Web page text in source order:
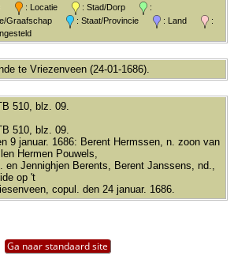
: Locatie : Stad/Dorp
:
Graafschap
: Staat/Provincie : Land
:
te Vriezenveen (24-01-1686).
510, blz. 09.
510, blz. 09.
9 januar. 1686: Berent Hermssen, n. zoon van
Hermen Pouwels,
en Jennighjen Berents, Berent Janssens, nd.,
op 't
copul. den 24 januar. 1686.
Ga naar standaard site